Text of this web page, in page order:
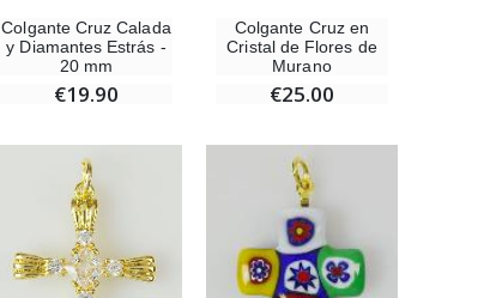
Colgante Cruz Calada
y Diamantes Estrás -
20 mm
€19.90
Colgante Cruz en
Cristal de Flores de
Murano
€25.00